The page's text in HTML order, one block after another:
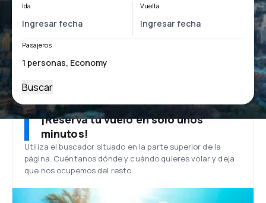
Ida Vuelta
Pasajeros
Buscar
¡Reserva tu vuelo en solo unos
minutos!
Utiliza el buscador situado en la parte superior de la
página. Cuéntanos dónde y cuándo quieres volar y deja
que nos ocupemos del resto.